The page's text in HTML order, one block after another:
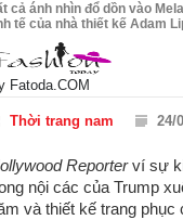
cả ánh nhìn đổ dồn vào
tế của nhà thiết kế Adam
Fatoda.COM
Thời trang nam 24/
Reporterví sự
nội các của Trump
và thiết kế trang